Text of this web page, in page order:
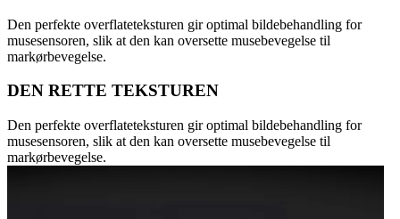
Den perfekte overflateteksturen gir optimal bildebehandling for
musesensoren, slik at den kan oversette musebevegelse til
markørbevegelse.
DEN RETTE TEKSTUREN
Den perfekte overflateteksturen gir optimal bildebehandling for
musesensoren, slik at den kan oversette musebevegelse til
markørbevegelse.